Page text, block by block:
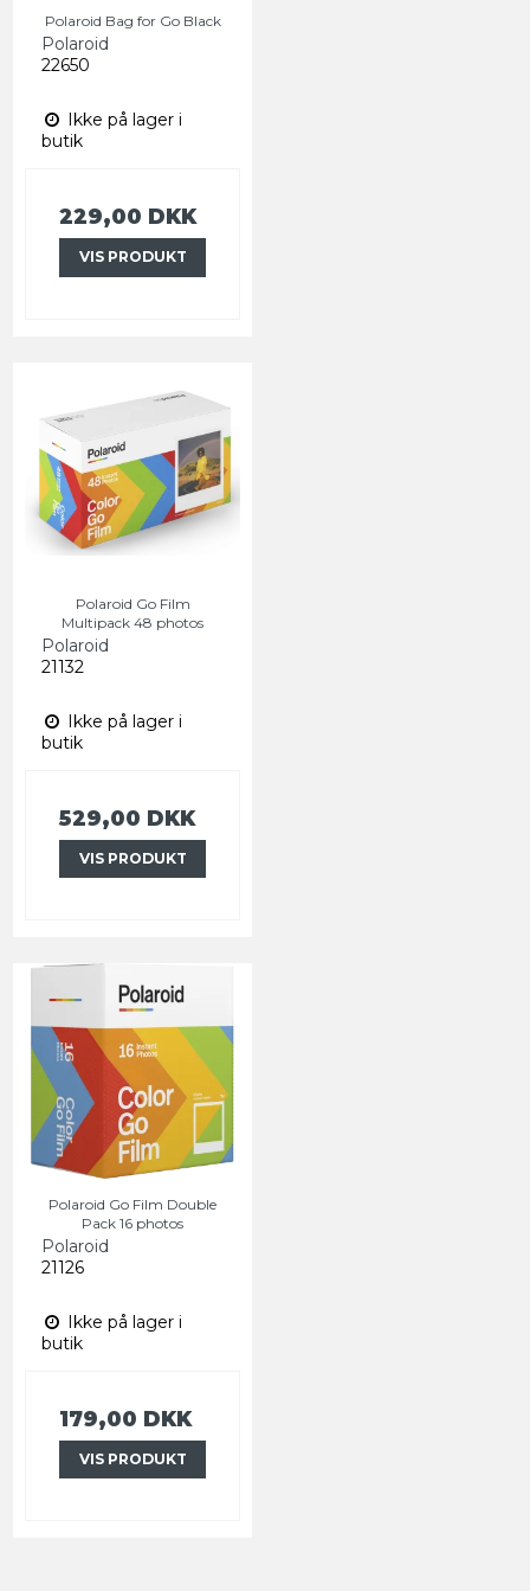
Polaroid Bag for Go Black
Polaroid
22650
Ikke på lager i
butik
229,00 DKK
VIS PRODUKT
Polaroid Go Film
Multipack 48 photos
Polaroid
21132
Ikke på lager i
butik
529,00 DKK
VIS PRODUKT
Polaroid Go Film Double
Pack 16 photos
Polaroid
21126
Ikke på lager i
butik
179,00 DKK
VIS PRODUKT